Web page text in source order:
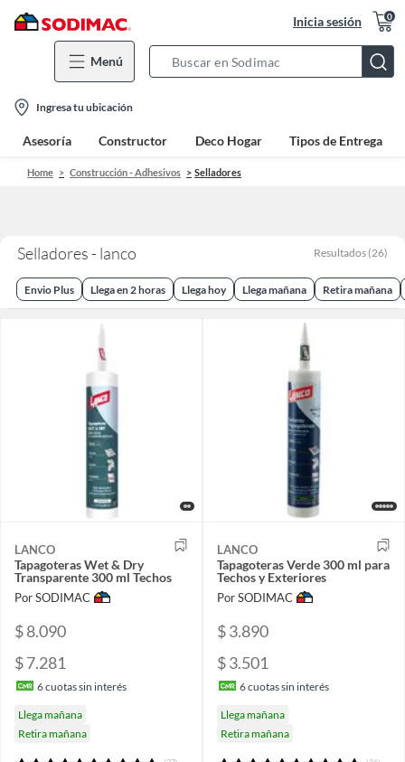
Inicia sesión 0
Menú
Bar
location-
icon
Ingresa tu ubicación
Asesoría Constructor Deco Hogar Tipos de Entrega
Home Construcción - Adhesivos Selladores
Selladores - lanco Resultados (26)
Envio Plus Llega en 2 horas Llega hoy Llega mañana Retira mañana
LANCO
Tapagoteras Wet & Dry
Transparente 300 ml Techos
Por SODIMAC
$ 8.090
$ 7.281
6cuotas sin interés
Llega mañana
Retira mañana
LANCO
Tapagoteras Verde 300 ml para
Techos y Exteriores
Por SODIMAC
$ 3.890
$ 3.501
6cuotas sin interés
Llega mañana
Retira mañana